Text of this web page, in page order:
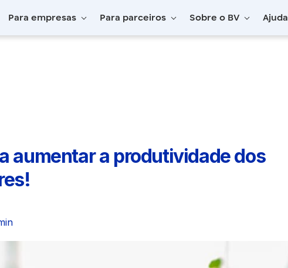
Para empresas Para parceiros Sobre o BV Ajuda
aumentar a produtividade dos